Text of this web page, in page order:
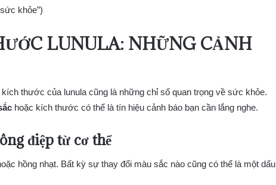
khỏe”)
LUNULA: NHỮNG CẢNH
thước của lunula cũng là những chỉ số quan trọng về sức khỏe.
hoặc kích thước có thể là tín hiệu cảnh báo bạn cần lắng nghe.
điệp từ cơ thể
hồng nhạt. Bất kỳ sự thay đổi màu sắc nào cũng có thể là một dấu